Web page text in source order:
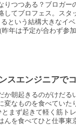
りつつある？ブロガー
してブロフェス。スタ
という結構大きなイ
昨年は予定が合わず参
スエンジニアで
か朝起きるのがけだる
変なものを食べていた
まず起きて軽く筋ト
んを食べてひと仕事東